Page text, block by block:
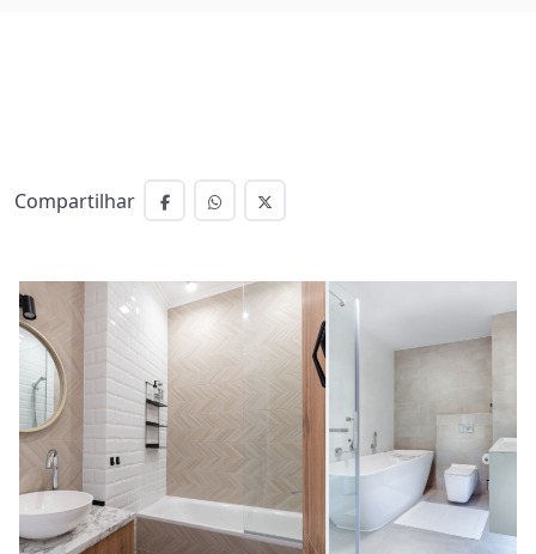
Compartilhar